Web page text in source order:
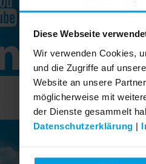
Diese Webseite
Wir verwenden Cookies,
und die Zugriffe auf
Website an unsere
möglicherweise mit
der Dienste gesammelt
Datenschutzerklärung |